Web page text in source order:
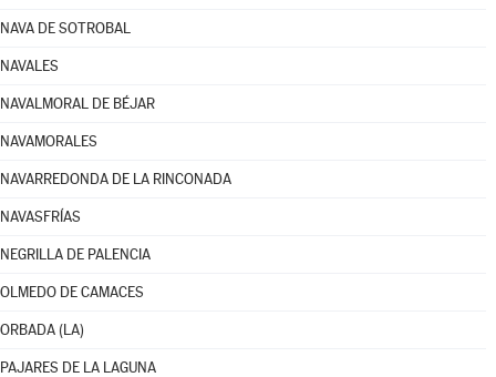
NAVA DE SOTROBAL
NAVALES
NAVALMORAL DE BÉJAR
NAVAMORALES
NAVARREDONDA DE LA RINCONADA
NAVASFRÍAS
NEGRILLA DE PALENCIA
OLMEDO DE CAMACES
ORBADA (LA)
PAJARES DE LA LAGUNA